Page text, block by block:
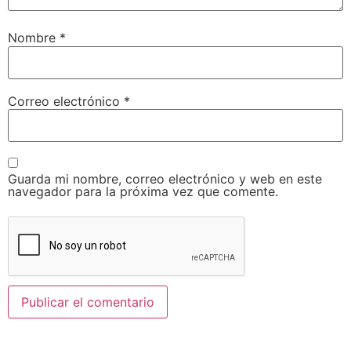
Nombre *
Correo electrónico *
Guarda mi nombre, correo electrónico y web en este
navegador para la próxima vez que comente.